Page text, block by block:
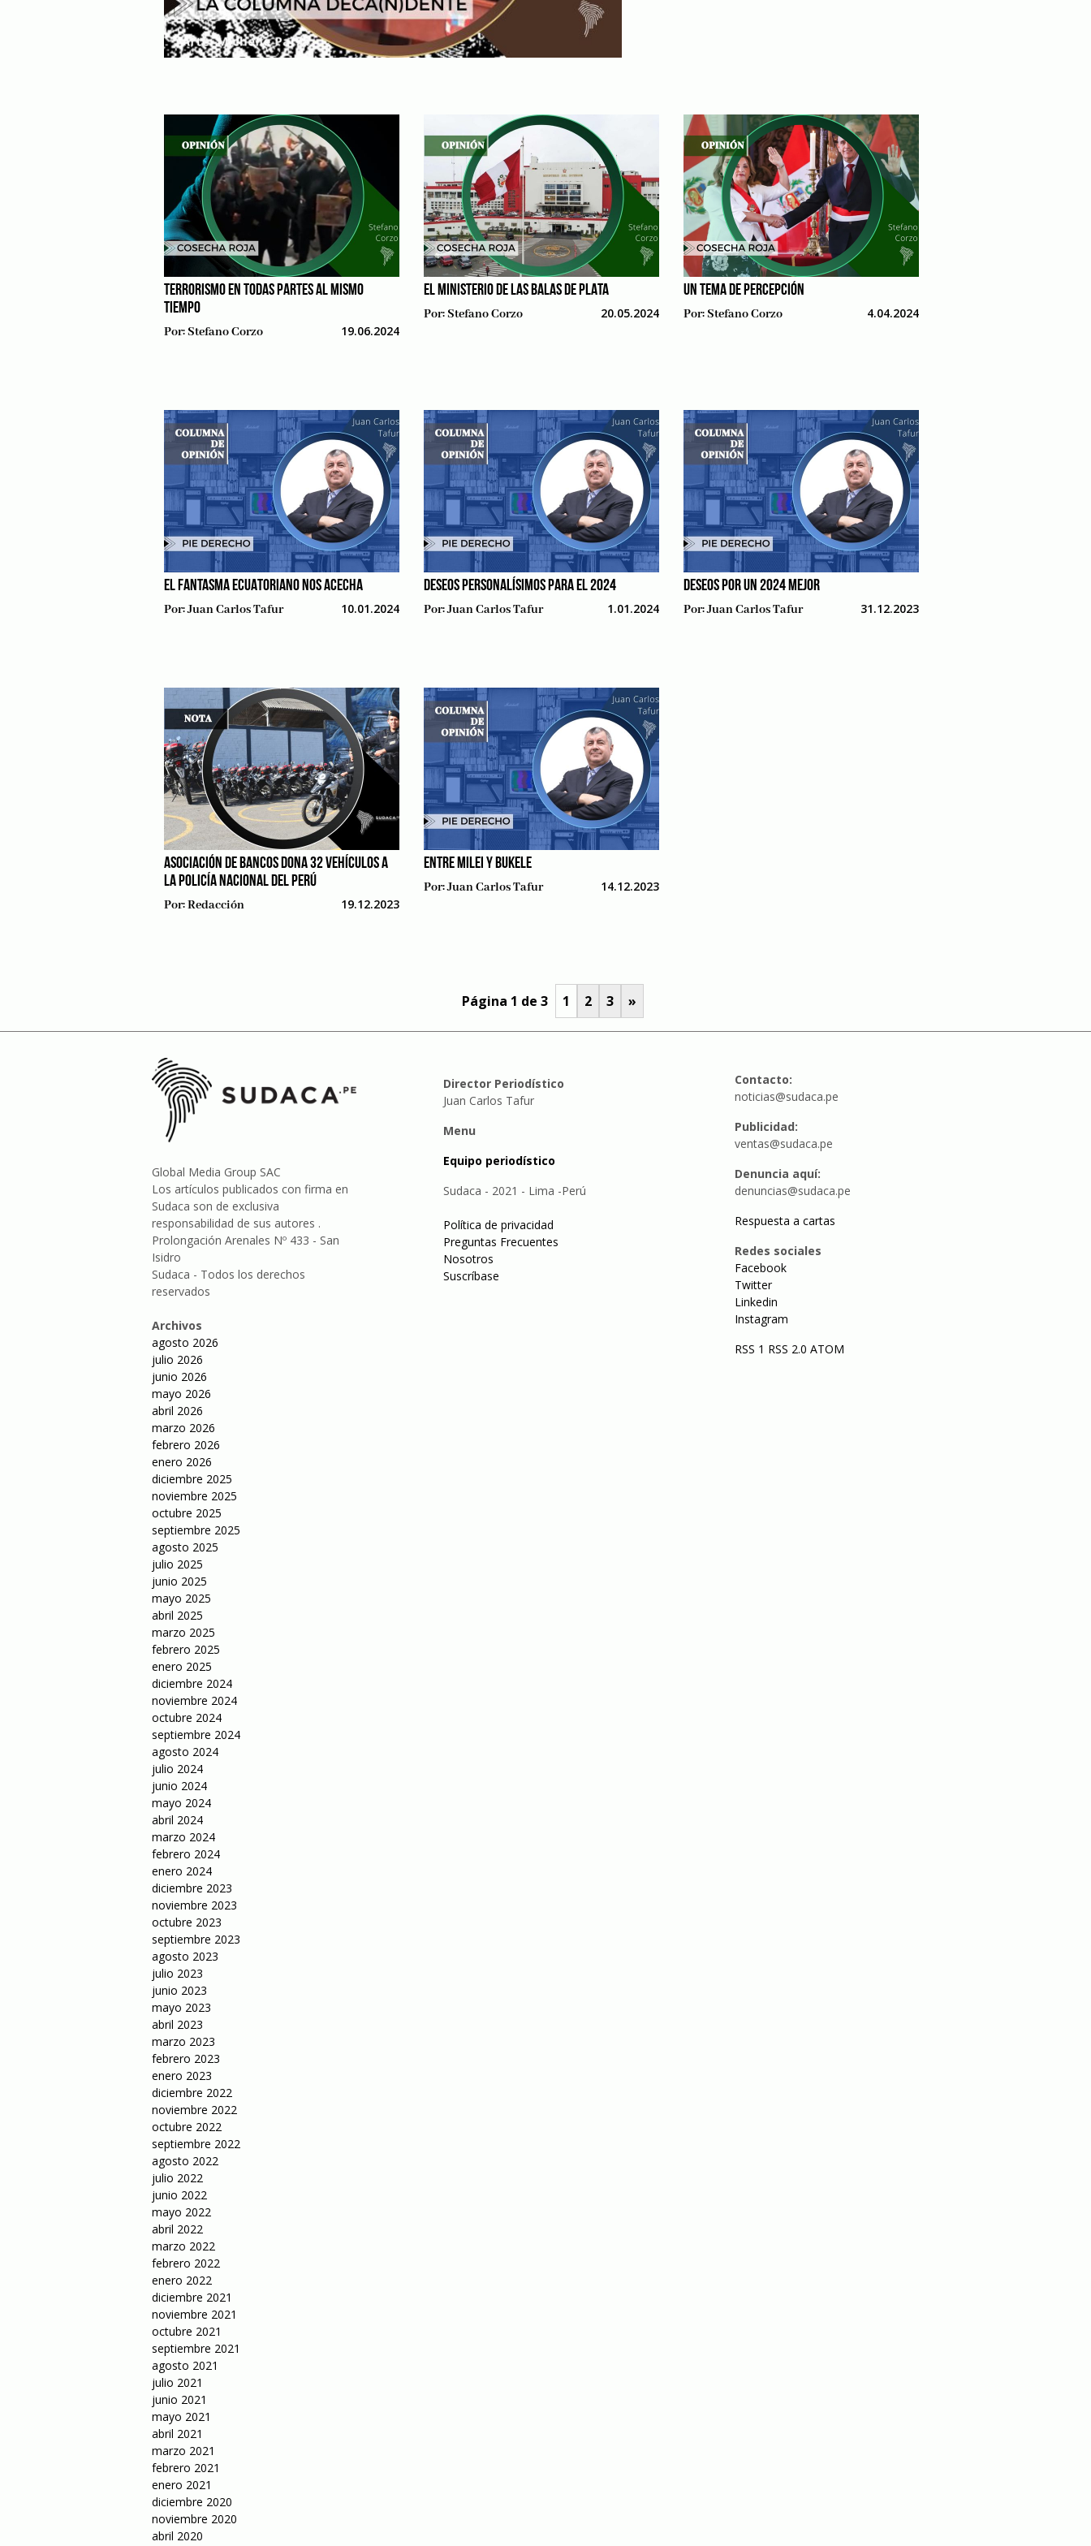
TERRORISMO EN TODAS PARTES AL MISMO
TIEMPO
Por:Stefano Corzo 19.06.2024
EL MINISTERIO DE LAS BALAS DE PLATA
Por:Stefano Corzo 20.05.2024
UN TEMA DE PERCEPCIÓN
Por:Stefano Corzo 4.04.2024
EL FANTASMA ECUATORIANO NOS ACECHA
Por:Juan Carlos Tafur 10.01.2024
DESEOS PERSONALÍSIMOS PARA EL 2024
Por:Juan Carlos Tafur 1.01.2024
DESEOS POR UN 2024 MEJOR
Por:Juan Carlos Tafur 31.12.2023
ASOCIACIÓN DE BANCOS DONA 32 VEHÍCULOS A
LA POLICÍA NACIONAL DEL PERÚ
Por:Redacción 19.12.2023
ENTRE MILEI Y BUKELE
Por:Juan Carlos Tafur 14.12.2023
Página 1 de 3 1 2 3 »
Global Media Group SAC
Los artículos publicados con firma en
Sudaca son de exclusiva
responsabilidad de sus autores .
Prolongación Arenales Nº 433 - San
Isidro
Sudaca - Todos los derechos
reservados
Archivos
agosto 2026
julio 2026
junio 2026
mayo 2026
abril 2026
marzo 2026
febrero 2026
enero 2026
diciembre 2025
noviembre 2025
octubre 2025
septiembre 2025
agosto 2025
julio 2025
junio 2025
mayo 2025
abril 2025
marzo 2025
febrero 2025
enero 2025
diciembre 2024
noviembre 2024
octubre 2024
septiembre 2024
agosto 2024
julio 2024
junio 2024
mayo 2024
abril 2024
marzo 2024
febrero 2024
enero 2024
diciembre 2023
noviembre 2023
octubre 2023
septiembre 2023
agosto 2023
julio 2023
junio 2023
mayo 2023
abril 2023
marzo 2023
febrero 2023
enero 2023
diciembre 2022
noviembre 2022
octubre 2022
septiembre 2022
agosto 2022
julio 2022
junio 2022
mayo 2022
abril 2022
marzo 2022
febrero 2022
enero 2022
diciembre 2021
noviembre 2021
octubre 2021
septiembre 2021
agosto 2021
julio 2021
junio 2021
mayo 2021
abril 2021
marzo 2021
febrero 2021
enero 2021
diciembre 2020
noviembre 2020
abril 2020
Director Periodístico
Juan Carlos Tafur
Menu
Equipo periodístico
Sudaca - 2021 - Lima -Perú
Política de privacidad
Preguntas Frecuentes
Nosotros
Suscríbase
Contacto:
noticias@sudaca.pe
Publicidad:
ventas@sudaca.pe
Denuncia aquí:
denuncias@sudaca.pe
Respuesta a cartas
Redes sociales
Facebook
Twitter
Linkedin
Instagram
RSS 1 RSS 2.0 ATOM